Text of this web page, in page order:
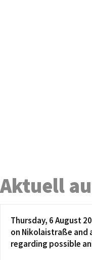
Aktuell
Thursday, 6 August
on Nikolaistraße and
regarding possible